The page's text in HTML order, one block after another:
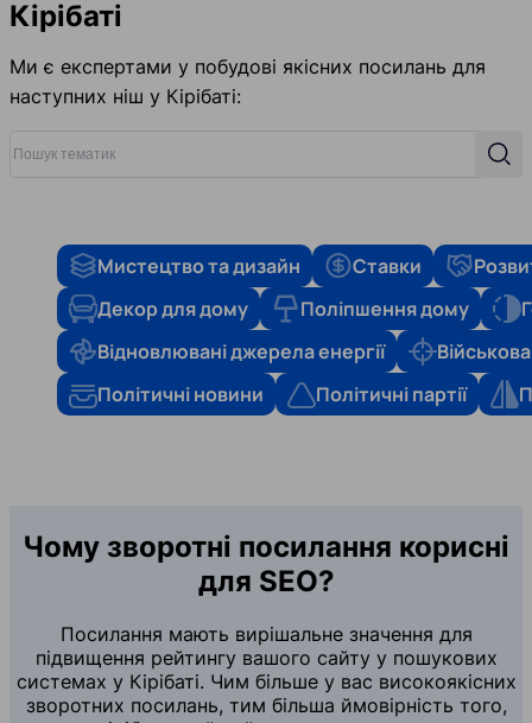
Кірібаті
Ми є експертами у побудові якісних посилань для
наступних ніш у Кірібаті:
Мистецтво та дизайн Ставки
Декор для дому
Поліпшення дому
Відновлювані джерела енергії
Політичні новини
Політичні партії
Чому зворотні посилання корисні
для SEO?
Посилання мають вирішальне значення для
підвищення рейтингу вашого сайту у пошукових
системах у Кірібаті. Чим більше у вас високоякісних
зворотних посилань, тим більша ймовірність того,